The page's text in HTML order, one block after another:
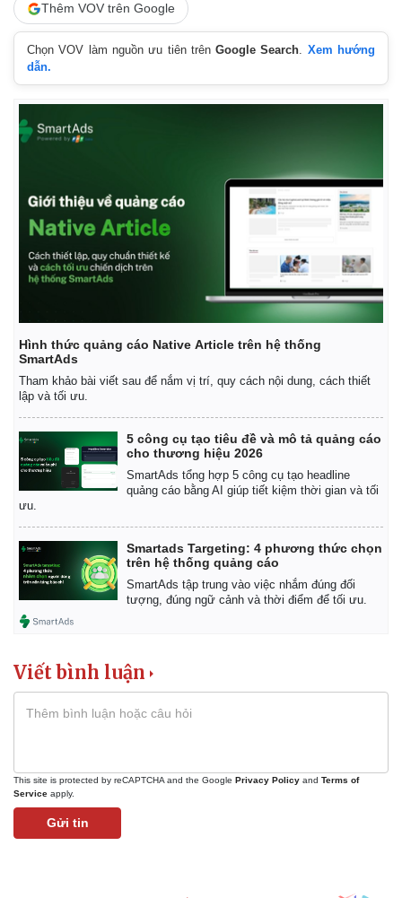
Kinh tế
Bất động sản
Khởi nghiệp
Tỷ giá
Chứng khoán
Giá cà phê
Thêm VOV trên Google
Chọn VOV làm nguồn ưu tiên trênGoogle Search. Xem hướng
dẫn.
Hình thức quảng cáo Native Article trên hệ thống
SmartAds
Tham khảo bài viết sau để nắm vị trí, quy cách nội dung, cách thiết
lập và tối ưu.
5 công cụ tạo tiêu đề và mô tả quảng cáo
cho thương hiệu 2026
SmartAds tổng hợp 5 công cụ tạo headline
quảng cáo bằng AI giúp tiết kiệm thời gian và tối
ưu.
Smartads Targeting: 4 phương thức chọn
trên hệ thống quảng cáo
SmartAds tập trung vào việc nhắm đúng đối
tượng, đúng ngữ cảnh và thời điểm để tối ưu.
Viết bình luận
This site is protected by reCAPTCHA and the Google Privacy Policy and Terms of
Service apply.
Gửi tin